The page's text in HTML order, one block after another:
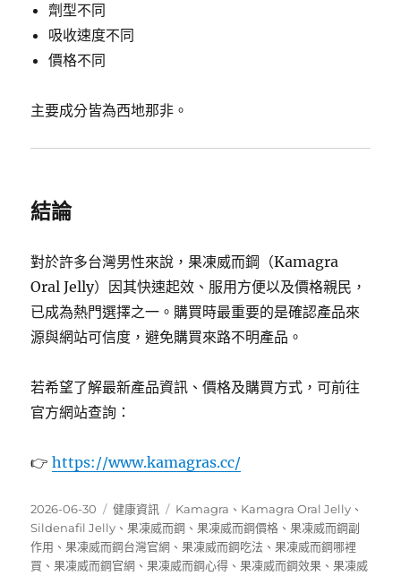
劑型不同
吸收速度不同
價格不同
主要成分皆為西地那非。
結論
對於許多台灣男性來說，果凍威而鋼（Kamagra
Oral Jelly）因其快速起效、服用方便以及價格親民，
已成為熱門選擇之一。購買時最重要的是確認產品來
源與網站可信度，避免購買來路不明產品。
若希望了解最新產品資訊、價格及購買方式，可前往
官方網站查詢：
👉https://www.kamagras.cc/
發
佈
日
期:
2026-06-30
分
類
健康資訊
標
籤
Kamagra 、 Kamagra Oral Jelly 、
Sildenafil Jelly 、果凍威而鋼 、果凍威而鋼價格 、果凍威而鋼副
作用 、果凍威而鋼台灣官網 、果凍威而鋼吃法 、果凍威而鋼哪裡
買 、果凍威而鋼官網 、果凍威而鋼心得 、果凍威而鋼效果 、果凍威